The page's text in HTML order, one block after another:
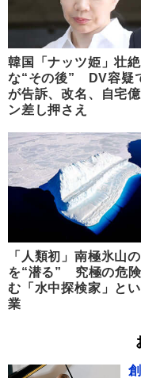
韓国「ナッツ姫」壮絶
な“その後” DV容疑
が告訴、改名、自宅
ン差し押さえ
「人類初」南極氷山
を“潜る” 究極の危
む「水中探検家」と
業